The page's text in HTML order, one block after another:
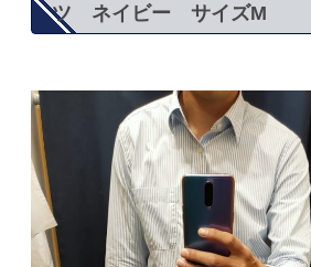
ツ ネイビー サイズM